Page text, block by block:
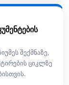
შექმნაზე,
ციკლზე